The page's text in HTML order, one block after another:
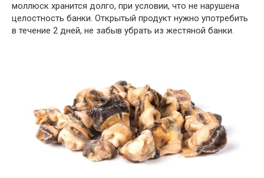
моллюск хранится долго, при условии, что не нарушена
целостность банки. Открытый продукт нужно употребить
в течение 2 дней, не забыв убрать из жестяной банки.